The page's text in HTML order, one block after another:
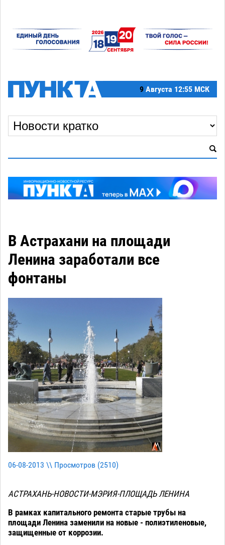
9 Августа 12:55 МСК
В Астрахани на площади
Ленина заработали все
фонтаны
06-08-2013 \\ Просмотров (2510)
АСТРАХАНЬ-НОВОСТИ-МЭРИЯ-ПЛОЩАДЬ ЛЕНИНА
В рамках капитального ремонта старые трубы на
площади Ленина заменили на новые - полиэтиленовые,
защищенные от коррозии.